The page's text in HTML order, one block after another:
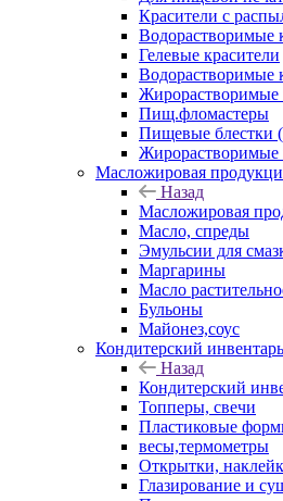
Красители с
Водорастворимые
Гелевые красители
Водорастворимые
Жирорастворимые
Пищ.фломастеры
Пищевые блестки
Жирорастворимые
Масложировая
Назад
Масложировая
Масло, спреды
Эмульсии для
Маргарины
Масло
Бульоны
Майонез,соус
Кондитерский инвентарь
Назад
Кондитерский
Топперы, свечи
Пластиковые
весы,термометры
Открытки,
Глазирование и